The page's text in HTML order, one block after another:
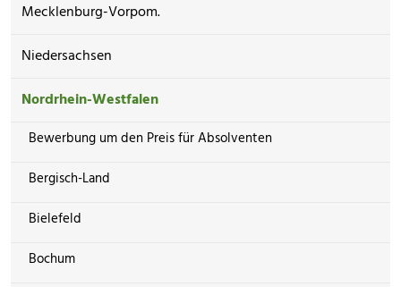
Mecklenburg-Vorpom.
Niedersachsen
Nordrhein-Westfalen
Bewerbung um den Preis für Absolventen
Bergisch-Land
Bielefeld
Bochum